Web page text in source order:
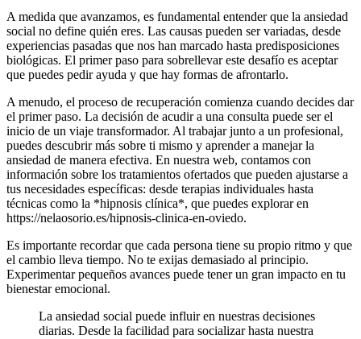
A medida que avanzamos, es fundamental entender que la ansiedad
social no define quién eres. Las causas pueden ser variadas, desde
experiencias pasadas que nos han marcado hasta predisposiciones
biológicas. El primer paso para sobrellevar este desafío es aceptar
que puedes pedir ayuda y que hay formas de afrontarlo.
A menudo, el proceso de recuperación comienza cuando decides dar
el primer paso. La decisión de acudir a una consulta puede ser el
inicio de un viaje transformador. Al trabajar junto a un profesional,
puedes descubrir más sobre ti mismo y aprender a manejar la
ansiedad de manera efectiva. En nuestra web, contamos con
información sobre los tratamientos ofertados que pueden ajustarse a
tus necesidades específicas: desde terapias individuales hasta
técnicas como la *hipnosis clínica*, que puedes explorar en
https://nelaosorio.es/hipnosis-clinica-en-oviedo.
Es importante recordar que cada persona tiene su propio ritmo y que
el cambio lleva tiempo. No te exijas demasiado al principio.
Experimentar pequeños avances puede tener un gran impacto en tu
bienestar emocional.
La ansiedad social puede influir en nuestras decisiones
diarias. Desde la facilidad para socializar hasta nuestra